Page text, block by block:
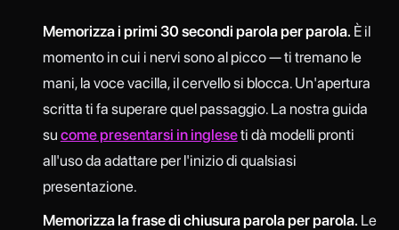
Memorizza i primi 30 secondi parola per parola. È il
momento in cui i nervi sono al picco — ti tremano le
mani, la voce vacilla, il cervello si blocca. Un'apertura
scritta ti fa superare quel passaggio. La nostra guida
su come presentarsi in ingleseti dà modelli pronti
all'uso da adattare per l'inizio di qualsiasi
presentazione.
Memorizza la frase di chiusura parola per parola. Le